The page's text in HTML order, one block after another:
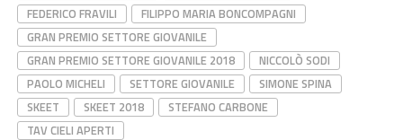
FEDERICO FRAVILI
FILIPPO MARIA BONCOMPAGNI
GRAN PREMIO SETTORE GIOVANILE
GRAN PREMIO SETTORE GIOVANILE 2018
NICCOLÒ SODI
PAOLO MICHELI
SETTORE GIOVANILE
SIMONE SPINA
SKEET
SKEET 2018
STEFANO CARBONE
TAV CIELI APERTI